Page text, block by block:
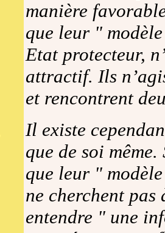
manière
que leur "
Etat protecteur,
attractif. Ils
et rencontrent
Il existe
que de soi
que leur "
ne cherchent
entendre " une